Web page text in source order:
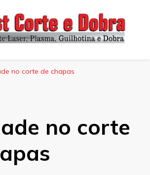
no corte de chapas
no corte